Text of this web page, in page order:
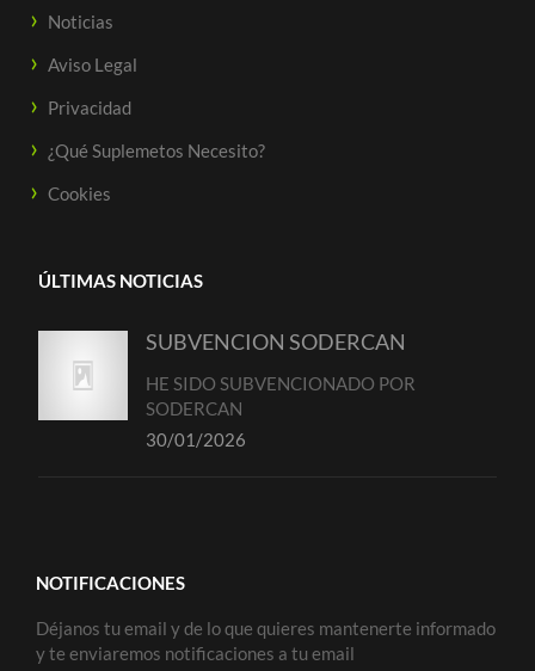
Noticias
Aviso Legal
Privacidad
¿Qué Suplemetos Necesito?
Cookies
ÚLTIMAS NOTICIAS
SUBVENCION SODERCAN
HE SIDO SUBVENCIONADO POR
SODERCAN
30/01/2026
NOTIFICACIONES
Déjanos tu email y de lo que quieres mantenerte informado
y te enviaremos notificaciones a tu email